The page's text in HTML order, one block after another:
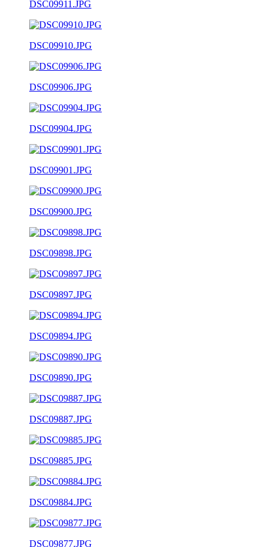
DSC09911.JPG
DSC09910.JPG
DSC09906.JPG
DSC09904.JPG
DSC09901.JPG
DSC09900.JPG
DSC09898.JPG
DSC09897.JPG
DSC09894.JPG
DSC09890.JPG
DSC09887.JPG
DSC09885.JPG
DSC09884.JPG
DSC09877.JPG